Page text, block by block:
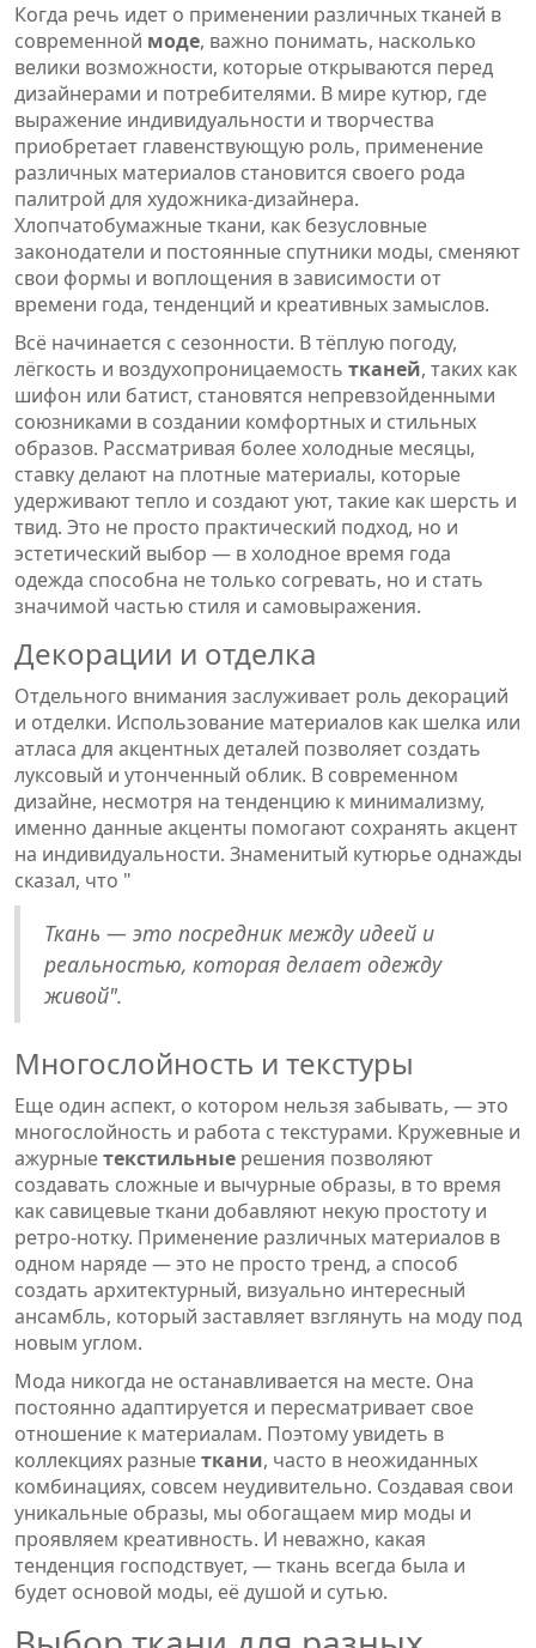
Когда речь идет о применении различных тканей в
современной моде, важно понимать, насколько
велики возможности, которые открываются перед
дизайнерами и потребителями. В мире кутюр, где
выражение индивидуальности и творчества
приобретает главенствующую роль, применение
различных материалов становится своего рода
палитрой для художника-дизайнера.
Хлопчатобумажные ткани, как безусловные
законодатели и постоянные спутники моды, сменяют
свои формы и воплощения в зависимости от
времени года, тенденций и креативных замыслов.
Всё начинается с сезонности. В тёплую погоду,
лёгкость и воздухопроницаемость тканей, таких как
шифон или батист, становятся непревзойденными
союзниками в создании комфортных и стильных
образов. Рассматривая более холодные месяцы,
ставку делают на плотные материалы, которые
удерживают тепло и создают уют, такие как шерсть и
твид. Это не просто практический подход, но и
эстетический выбор — в холодное время года
одежда способна не только согревать, но и стать
значимой частью стиля и самовыражения.
Декорации и отделка
Отдельного внимания заслуживает роль декораций
и отделки. Использование материалов как шелка или
атласа для акцентных деталей позволяет создать
луксовый и утонченный облик. В современном
дизайне, несмотря на тенденцию к минимализму,
именно данные акценты помогают сохранять акцент
на индивидуальности. Знаменитый кутюрье однажды
сказал, что "
Ткань — это посредник между идеей и
реальностью, которая делает одежду
живой".
Многослойность и текстуры
Еще один аспект, о котором нельзя забывать, — это
многослойность и работа с текстурами. Кружевные и
ажурныетекстильные решения позволяют
создавать сложные и вычурные образы, в то время
как савицевые ткани добавляют некую простоту и
ретро-нотку. Применение различных материалов в
одном наряде — это не просто тренд, а способ
создать архитектурный, визуально интересный
ансамбль, который заставляет взглянуть на моду под
новым углом.
Мода никогда не останавливается на месте. Она
постоянно адаптируется и пересматривает свое
отношение к материалам. Поэтому увидеть в
коллекциях разныеткани, часто в неожиданных
комбинациях, совсем неудивительно. Создавая свои
уникальные образы, мы обогащаем мир моды и
проявляем креативность. И неважно, какая
тенденция господствует, — ткань всегда была и
будет основой моды, её душой и сутью.